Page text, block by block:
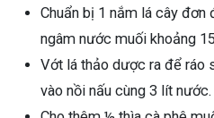
Chuẩn bị 1 nắm lá cây
ngâm nước muối khoảng
Vớt lá thảo dược ra để ráo
vào nồi nấu cùng 3 lít nước.